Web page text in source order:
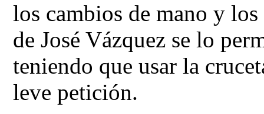
los cambios de mano y
de José Vázquez se lo
teniendo que usar la
leve petición.